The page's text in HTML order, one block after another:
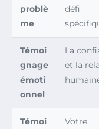
problè
me
défi
Témoi
gnage
émoti
onnel
La
et la
Témoi
Votre